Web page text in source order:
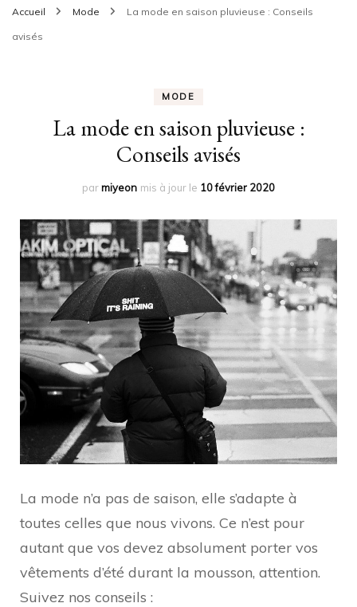
Accueil Mode La mode en saison pluvieuse : Conseils
avisés
MODE
La mode en saison pluvieuse :
Conseils avisés
parmiyeon mis à jour le 10 février 2020
La mode n’a pas de saison, elle s’adapte à
toutes celles que nous vivons. Ce n’est pour
autant que vos devez absolument porter vos
vêtements d’été durant la mousson, attention.
Suivez nos conseils :